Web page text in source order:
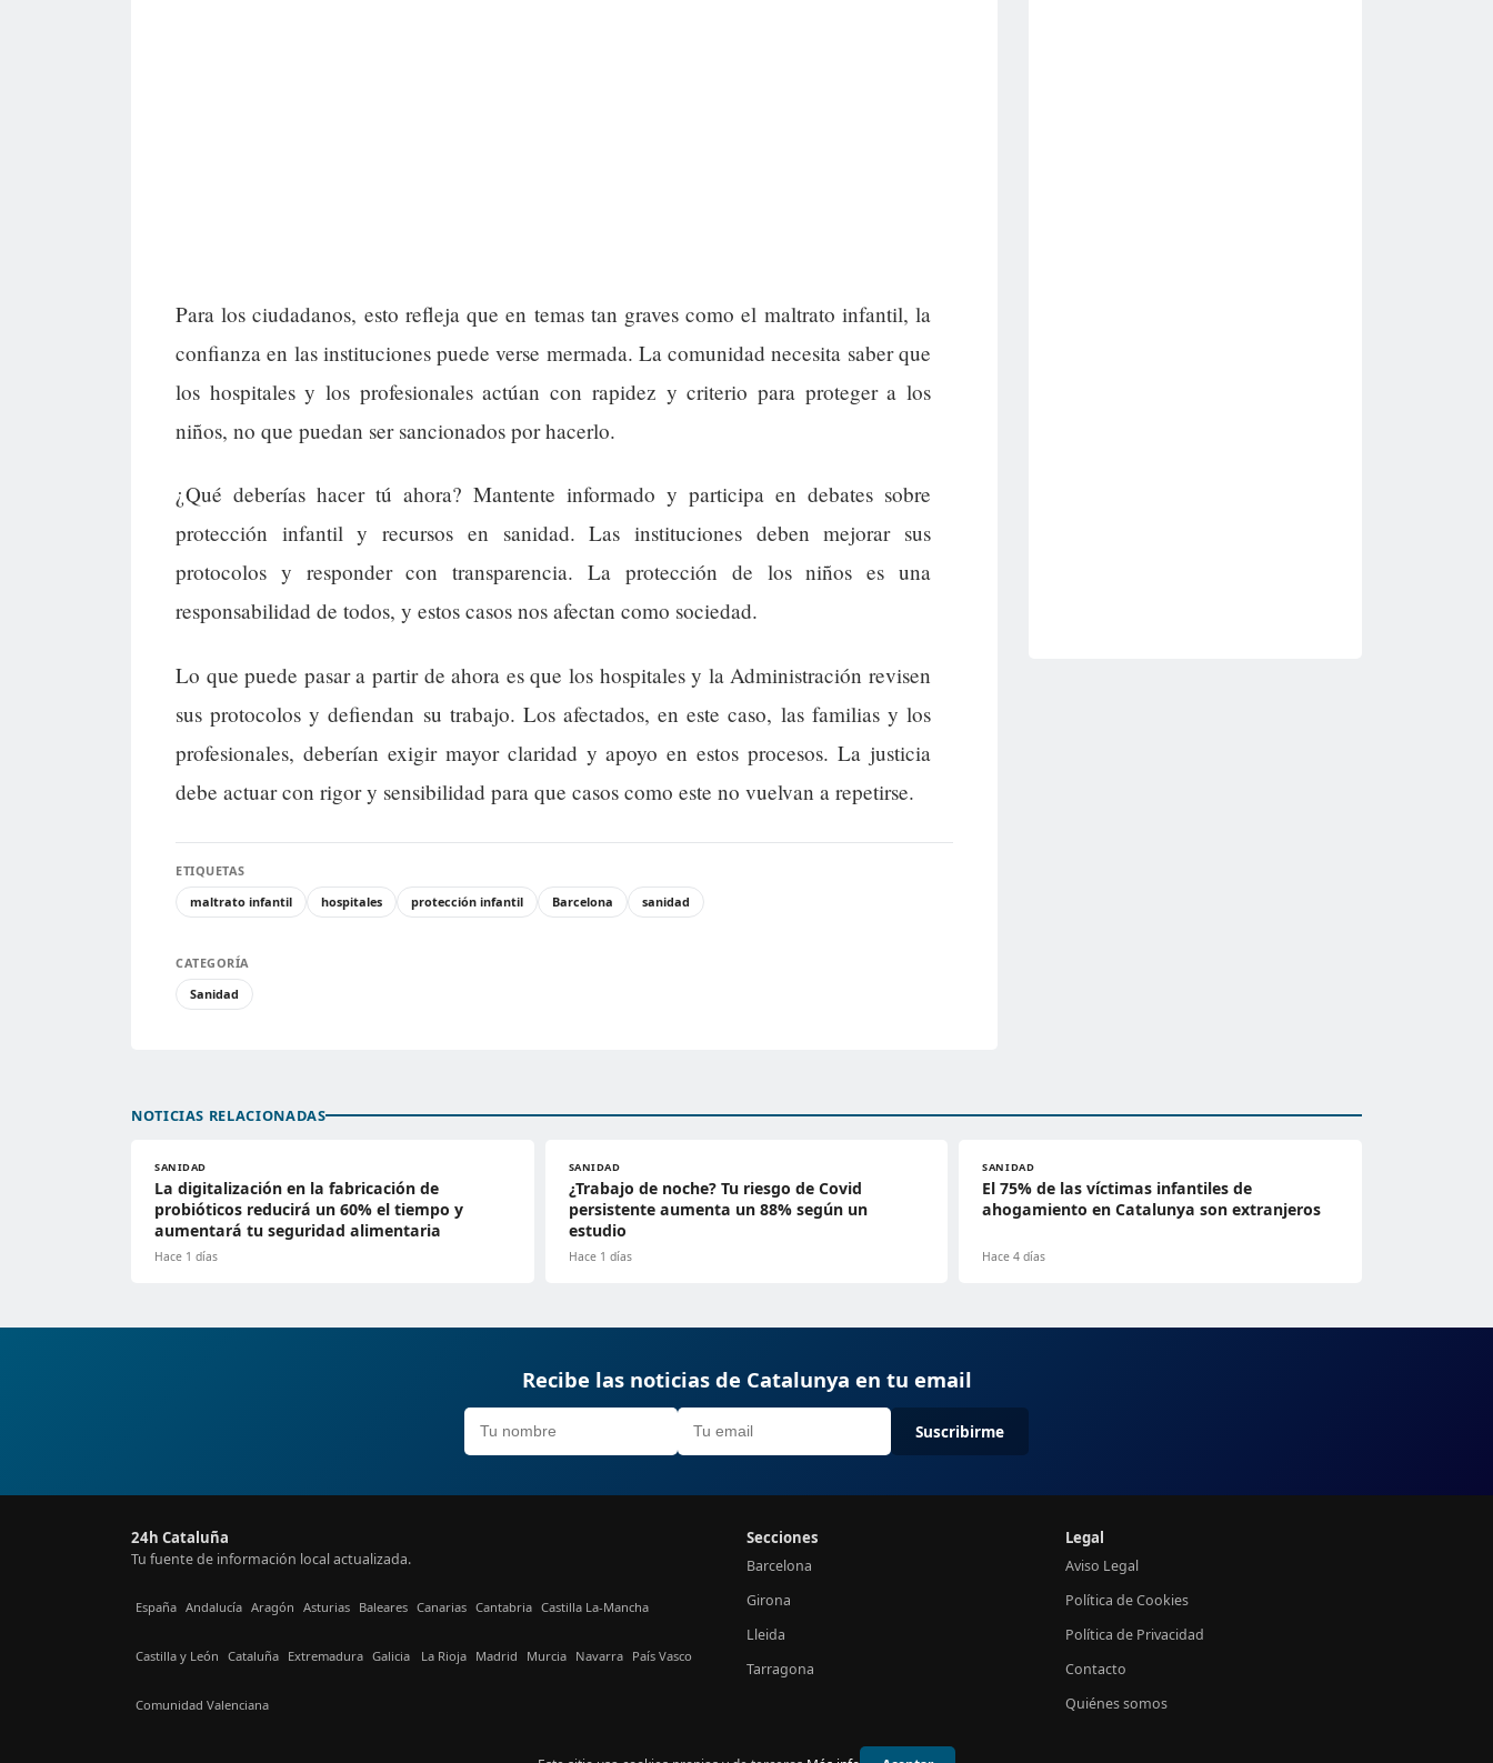
Para los ciudadanos, esto refleja que en temas tan graves como el maltrato infantil, la
confianza en las instituciones puede verse mermada. La comunidad necesita saber que
los hospitales y los profesionales actúan con rapidez y criterio para proteger a los
niños, no que puedan ser sancionados por hacerlo.
¿Qué deberías hacer tú ahora? Mantente informado y participa en debates sobre
protección infantil y recursos en sanidad. Las instituciones deben mejorar sus
protocolos y responder con transparencia. La protección de los niños es una
responsabilidad de todos, y estos casos nos afectan como sociedad.
Lo que puede pasar a partir de ahora es que los hospitales y la Administración revisen
sus protocolos y defiendan su trabajo. Los afectados, en este caso, las familias y los
profesionales, deberían exigir mayor claridad y apoyo en estos procesos. La justicia
debe actuar con rigor y sensibilidad para que casos como este no vuelvan a repetirse.
ETIQUETAS
maltrato infantil
hospitales protección infantil Barcelona sanidad
CATEGORÍA
Sanidad
NOTICIAS RELACIONADAS
SANIDAD
La digitalización en la fabricación de
probióticos reducirá un 60% el tiempo y
aumentará tu seguridad alimentaria
Hace 1 días
SANIDAD
¿Trabajo de noche? Tu riesgo de Covid
persistente aumenta un 88% según un
estudio
Hace 1 días
SANIDAD
El 75% de las víctimas infantiles de
ahogamiento en Catalunya son extranjeros
Hace 4 días
Recibe las noticias de Catalunya en tu email
Suscribirme
24h Cataluña
Tu fuente de información local actualizada.
España Andalucía Aragón Asturias Baleares Canarias Cantabria Castilla La-Mancha
Castilla y León Cataluña Extremadura Galicia La Rioja Madrid Murcia Navarra País Vasco
Comunidad Valenciana
Secciones
Barcelona
Girona
Lleida
Tarragona
Legal
Aviso Legal
Política de Cookies
Política de Privacidad
Contacto
Quiénes somos